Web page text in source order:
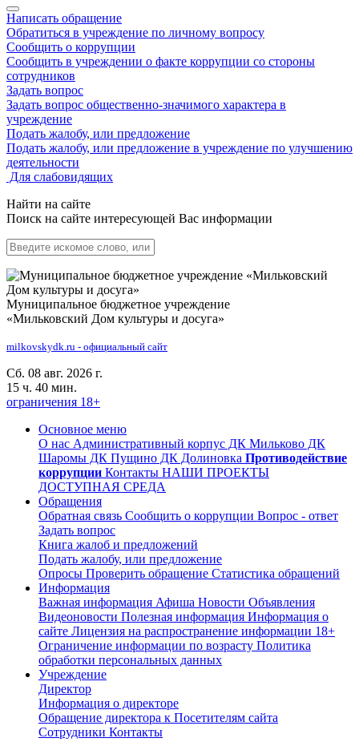
Написать обращение
Обратиться в учреждение по личному вопросу
Сообщить о коррупции
Сообщить в учреждении о факте коррупции со стороны
сотрудников
Задать вопрос
Задать вопрос общественно-значимого характера в
учреждение
Подать жалобу, или предложение
Подать жалобу, или предложение в учреждение по улучшению
деятельности
Для слабовидящих
Найти на сайте
Поиск на сайте интересующей Вас информации
Муниципальное бюджетное учреждение
«Мильковский Дом культуры и досуга»
milkovskydk.ru - официальный сайт
Сб. 08 авг. 2026 г.
15 ч. 40 мин.
ограничения 18+
Основное меню
О нас Административный корпус ДК Мильково ДК
Шаромы ДК Пущино ДК Долиновка Противодействие
коррупции Контакты НАШИ ПРОЕКТЫ
ДОСТУПНАЯ СРЕДА
Обращения
Обратная связь Сообщить о коррупции Вопрос - ответ
Задать вопрос
Книга жалоб и предложений
Подать жалобу, или предложение
Опросы Проверить обращение Статистика обращений
Информация
Важная информация Афиша Новости Объявления
Видеоновости Полезная информация Информация о
сайте Лицензия на распространение информации 18+
Ограничение информации по возрасту Политика
обработки персональных данных
Учреждение
Директор
Информация о директоре
Обращение директора к Посетителям сайта
Сотрудники Контакты